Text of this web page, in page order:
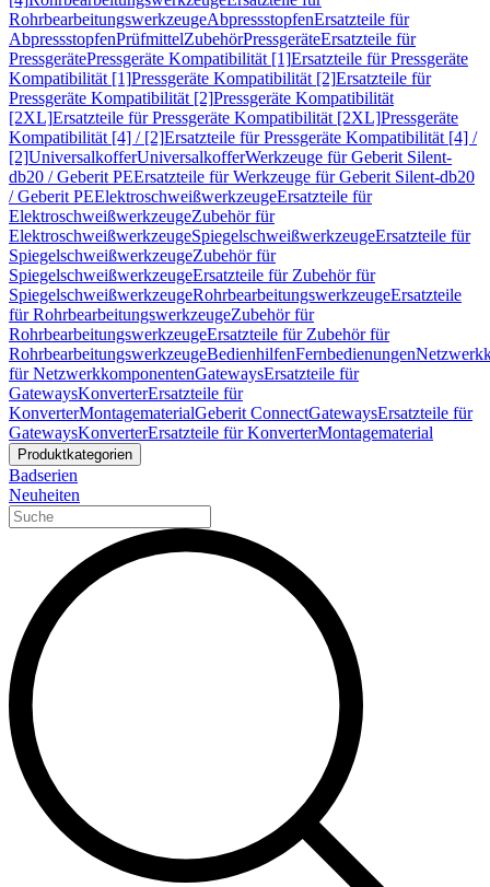
RohrbearbeitungswerkzeugeAbpressstopfenErsatzteile für
AbpressstopfenPrüfmittelZubehörPressgeräteErsatzteile für
PressgerätePressgeräte Kompatibilität [1]Ersatzteile für Pressgeräte
Kompatibilität [1]Pressgeräte Kompatibilität [2]Ersatzteile für
Pressgeräte Kompatibilität [2]Pressgeräte Kompatibilität
[2XL]Ersatzteile für Pressgeräte Kompatibilität [2XL]Pressgeräte
Kompatibilität [4] / [2]Ersatzteile für Pressgeräte Kompatibilität [4] /
[2]UniversalkofferUniversalkofferWerkzeuge für Geberit Silent-
db20 / Geberit PEErsatzteile für Werkzeuge für Geberit Silent-db20
/ Geberit PEElektroschweißwerkzeugeErsatzteile für
ElektroschweißwerkzeugeZubehör für
ElektroschweißwerkzeugeSpiegelschweißwerkzeugeErsatzteile für
SpiegelschweißwerkzeugeZubehör für
SpiegelschweißwerkzeugeErsatzteile für Zubehör für
SpiegelschweißwerkzeugeRohrbearbeitungswerkzeugeErsatzteile
für RohrbearbeitungswerkzeugeZubehör für
RohrbearbeitungswerkzeugeErsatzteile für Zubehör für
RohrbearbeitungswerkzeugeBedienhilfenFernbedienungen
für NetzwerkkomponentenGatewaysErsatzteile für
GatewaysKonverterErsatzteile für
KonverterMontagematerialGeberit ConnectGatewaysErsatzteile für
GatewaysKonverterErsatzteile für KonverterMontagematerial
Produktkategorien
Badserien
Neuheiten